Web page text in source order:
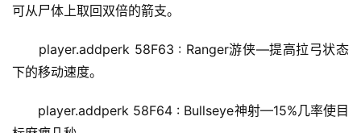
可从尸体上取回双倍的箭支。
player.addperk 58F63 : Ranger游侠—提高拉弓状态
下的移动速度。
player.addperk 58F64 : Bullseye神射—15%几率使目